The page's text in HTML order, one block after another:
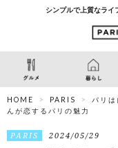
シンプルで上質なライ
HOME PARIS
パリ
んが恋するパリの魅力
PARIS 2024/05/29